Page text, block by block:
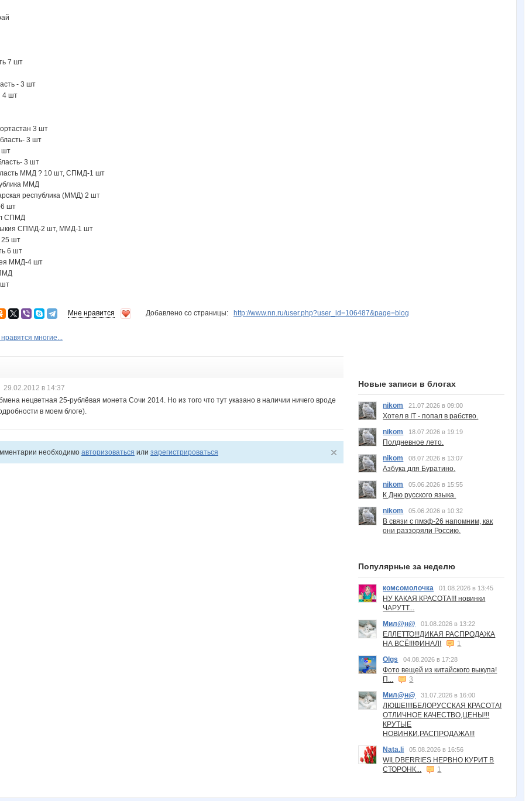
7 шт
- 3 шт
4 шт
3 шт
3 шт
шт
3 шт
ММД ? 10 шт, СПМД-1 шт
ММД
республика (ММД) 2 шт
шт
СПМД
СПМД-2 шт, ММД-1 шт
25 шт
6 шт
ММД-4 шт
Мне нравится Добавлено со страницы: http://www.nn.ru/user.php?user_id=106487&page=blog
многие...
29.02.2012 в 14:37
нецветная 25-рублёвая монета Сочи 2014. Но из того что тут указано в наличии ничего вроде
в моем блоге).
необходимо авторизоваться или зарегистрироваться
Новые записи в блогах
nikom 21.07.2026 в 09:00
Хотел в IT - попал в рабство.
nikom
18.07.2026 в 19:19
Полдневное лето.
nikom
08.07.2026 в 13:07
Азбука для Буратино.
nikom
05.06.2026 в 15:55
К Дню русского языка.
nikom
05.06.2026 в 10:32
В связи с пмэф-26 напомним, как
они раззоряли Россию.
Популярные за неделю
комсомолочка 01.08.2026 в 13:45
НУ КАКАЯ КРАСОТА!!! новинки
ЧАРУТТ...
Мил@н@
01.08.2026 в 13:22
ЕЛЛЕТТО!!!ДИКАЯ РАСПРОДАЖА
НА ВСЁ!!!ФИНАЛ!
1
Olgs
04.08.2026 в 17:28
Фото вещей из китайского выкупа!
П...
3
Мил@н@
31.07.2026 в 16:00
ЛЮШЕ!!!!БЕЛОРУССКАЯ КРАСОТА!
ОТЛИЧНОЕ КАЧЕСТВО,ЦЕНЫ!!!
КРУТЫЕ
НОВИНКИ,РАСПРОДАЖА!!!
Nata.li
05.08.2026 в 16:56
WILDBERRIES НЕРВНО КУРИТ В
СТОРОНК...
1